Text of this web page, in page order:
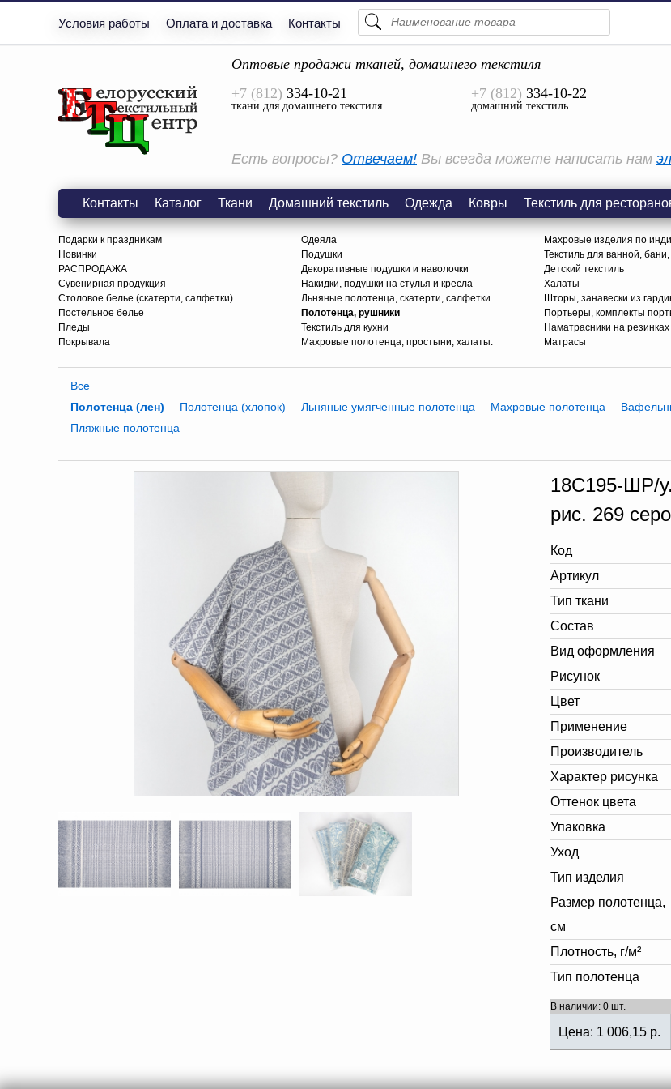
Условия работы Оплата и доставка Контакты
Просмотреть Все
Оптовые продажи тканей, домашнего текстиля
+7 (812) 334-10-21
ткани для домашнего текстиля
+7 (812) 334-10-22
домашний текстиль
Есть вопросы? Отвечаем! Вы всегда можете написать нам
Контакты Каталог Ткани Домашний текстиль Одежда Ковры Текстиль для
Подарки к праздникам
Новинки
РАСПРОДАЖА
Сувенирная продукция
Столовое белье (скатерти, салфетки)
Постельное белье
Пледы
Покрывала
Одеяла
Подушки
Декоративные подушки и наволочки
Накидки, подушки на стулья и кресла
Льняные полотенца, скатерти, салфетки
Полотенца, рушники
Текстиль для кухни
Махровые полотенца, простыни, халаты.
Махровые изделия по
Текстиль для ванной,
Детский текстиль
Халаты
Шторы, занавески из
Портьеры, комплекты
Наматрасники на резинках
Матрасы
Все
Полотенца (лен)
Полотенца (хлопок) Льняные умягченные полотенца Махровые полотенца
Пляжные полотенца
18С195-ШР/
рис. 269
Код
Артикул
Тип ткани
Состав
Вид оформления
Рисунок
Цвет
Применение
Производитель
Характер рисунка
Оттенок цвета
Упаковка
Уход
Тип изделия
Размер полотенца,
см
Плотность, г/м²
Тип полотенца
В наличии: 0 шт.
Цена: 1 006,15 р.